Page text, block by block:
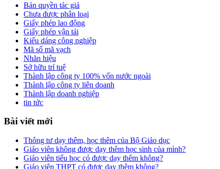
Bản quyền tác giả
Chưa được phân loại
Giấy phép lao động
Giấy phép vận tải
Kiểu dáng công nghiệp
Mã số mã vạch
Nhãn hiệu
Sở hữu trí tuệ
Thành lập công ty 100% vốn nước ngoài
Thành lập công ty liên doanh
Thành lập doanh nghiệp
tin tức
Bài viết mới
Thông tư dạy thêm, học thêm của Bộ Giáo dục
Giáo viên không được dạy thêm học sinh của mình?
Giáo viên tiểu học có được dạy thêm không?
Giáo viên THPT có được dạy thêm không?